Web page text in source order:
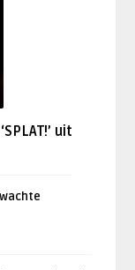
uit